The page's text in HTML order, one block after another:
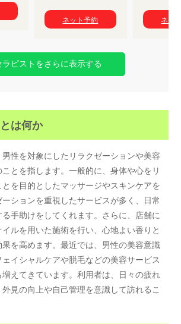
ネット予約 ネッ
ラピストをさらに表示する
は何か
男性を対象にしたリラクゼーションや美容
とを指します。一般的に、身体や心をリ
を目的としたマッサージやスキンケアを
ションを重視したサービスが多く、日常
手助けをしてくれます。さらに、店舗に
ルを用いた施術を行い、心地よい香りと
を高めます。最近では、男性の美容意識
イシャルケアや脱毛などの美容サービス
えてきています。利用者は、日々の疲れ
見の向上や自己管理を意識して訪れるこ